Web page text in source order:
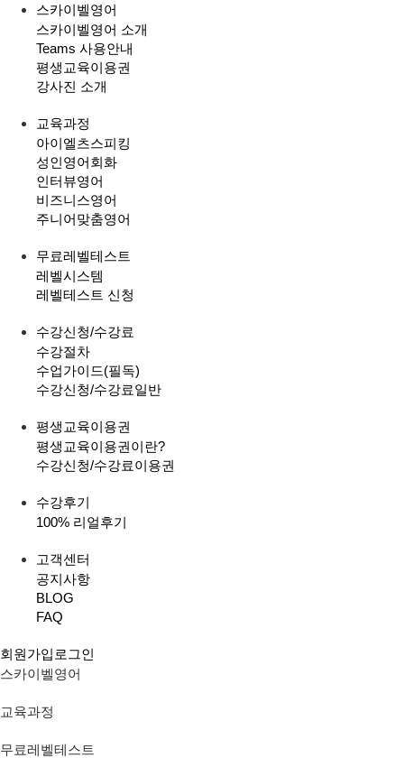
스카이벨영어
스카이벨영어 소개
Teams 사용안내
평생교육이용권
강사진 소개
교육과정
아이엘츠스피킹
성인영어회화
인터뷰영어
비즈니스영어
주니어맞춤영어
무료레벨테스트
레벨시스템
레벨테스트 신청
수강신청/수강료
수강절차
수업가이드(필독)
수강신청/수강료일반
평생교육이용권
평생교육이용권이란?
수강신청/수강료이용권
수강후기
100% 리얼후기
고객센터
공지사항
BLOG
FAQ
회원가입 로그인
스카이벨영어
교육과정
무료레벨테스트